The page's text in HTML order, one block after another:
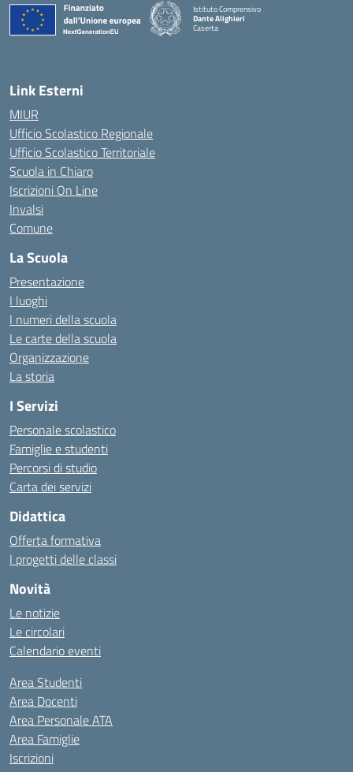
Istituto Comprensivo
Dante Alighieri
Caserta
Link Esterni
MIUR
Ufficio Scolastico Regionale
Ufficio Scolastico Territoriale
Scuola in Chiaro
Iscrizioni On Line
Invalsi
Comune
La Scuola
Presentazione
I luoghi
I numeri della scuola
Le carte della scuola
Organizzazione
La storia
I Servizi
Personale scolastico
Famiglie e studenti
Percorsi di studio
Carta dei servizi
Didattica
Offerta formativa
I progetti delle classi
Novità
Le notizie
Le circolari
Calendario eventi
Area Studenti
Area Docenti
Area Personale ATA
Area Famiglie
Iscrizioni